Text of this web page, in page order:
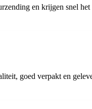
en krijgen snel
goed verpakt en